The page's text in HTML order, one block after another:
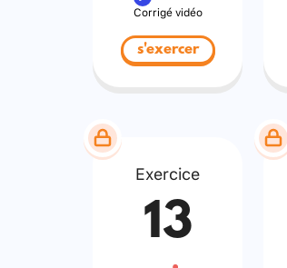
Corrigé vidéo
s'exercer
Exercice
13